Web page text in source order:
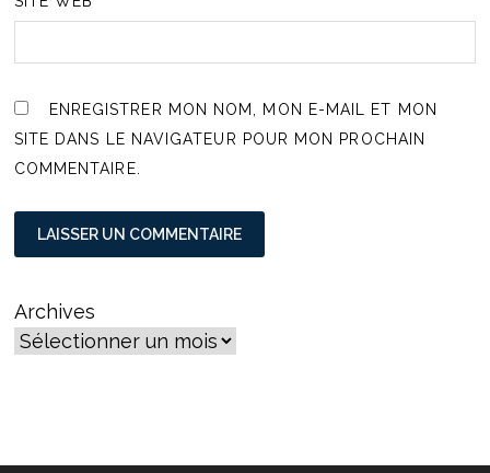
ENREGISTRER MON NOM, MON E-MAIL ET MON
SITE DANS LE NAVIGATEUR POUR MON PROCHAIN
COMMENTAIRE.
Archives